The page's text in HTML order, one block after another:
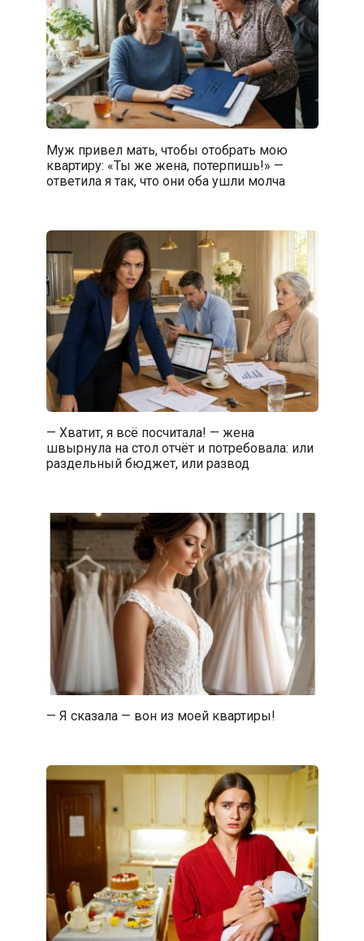
Муж привел мать, чтобы отобрать мою
квартиру: «Ты же жена, потерпишь!» —
ответила я так, что они оба ушли молча
— Хватит, я всё посчитала! — жена
швырнула на стол отчёт и потребовала: или
раздельный бюджет, или развод
— Я сказала — вон из моей квартиры!